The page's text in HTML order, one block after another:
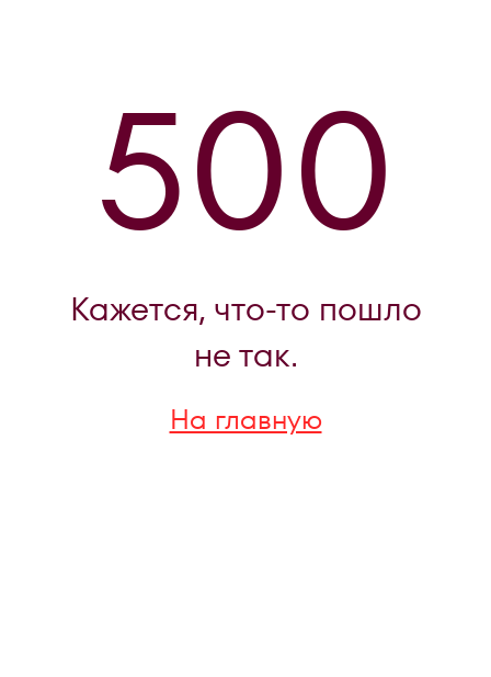
500
Кажется, что-то пошло
не так.
На главную